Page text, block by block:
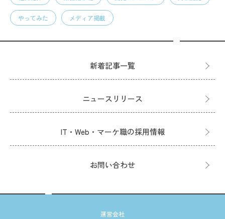
やってみた メディア掲載
新着記事一覧
ニュースリリース
IT・Web・マーケ職の採用情報
お問い合わせ
運営会社